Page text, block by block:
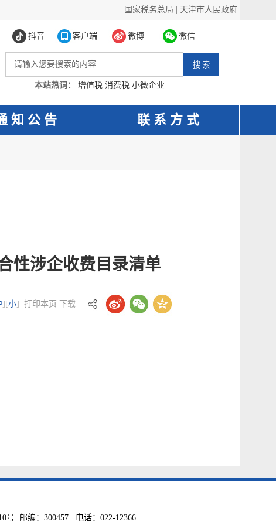
国家税务总局 天津市人民政府
抖音 客户端 微博 微信
本站热词： 增值税 消费税 小微企业
知 公 告 联 系 方 式
性涉企收费目录清单
][小] 打印本页 下载
号 邮编：300457 电话：022-12366